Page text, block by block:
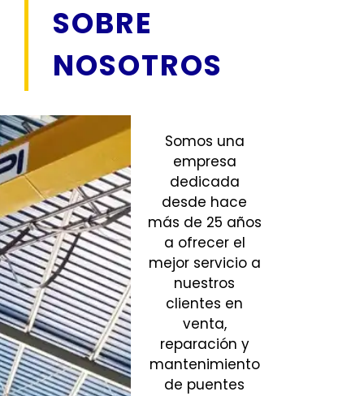
SOBRE
NOSOTROS
Somos una
empresa
dedicada
desde hace
más de 25 años
a ofrecer el
mejor servicio a
nuestros
clientes en
venta,
reparación y
mantenimiento
de puentes